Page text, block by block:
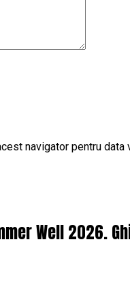
navigator pentru data
Well 2026.